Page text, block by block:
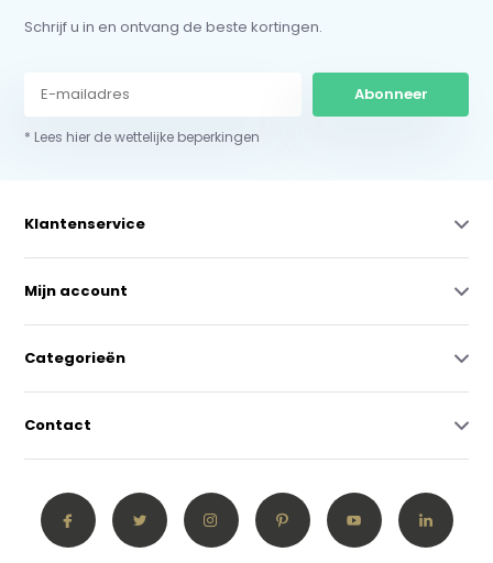
Schrijf u in en ontvang de beste kortingen.
Abonneer
* Lees hier de wettelijke beperkingen
Klantenservice
Mijn account
Categorieën
Contact